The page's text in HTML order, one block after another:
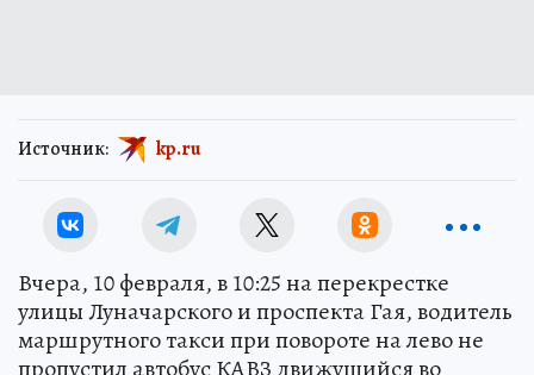
Источник: kp.ru
Вчера, 10 февраля, в 10:25 на перекрестке
улицы Луначарского и проспекта Гая, водитель
маршрутного такси при повороте на лево не
пропустил автобус КАВЗ движущийся во